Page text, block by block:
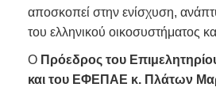
αποσκοπεί στην ενίσχυση,
του ελληνικού οικοσυστήματος
Ο Πρόεδρος του
και του ΕΦΕΠΑΕ κ. Πλάτων